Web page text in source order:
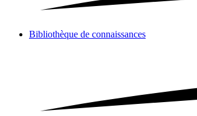
Bibliothèque de connaissances